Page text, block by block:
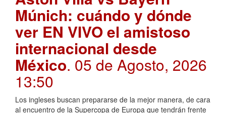
Múnich: cuándo y dónde
ver EN VIVO el amistoso
internacional desde
México. 05 de Agosto, 2026
13:50
Los ingleses buscan prepararse de la mejor manera, de cara
al encuentro de la Supercopa de Europa que tendrán frente